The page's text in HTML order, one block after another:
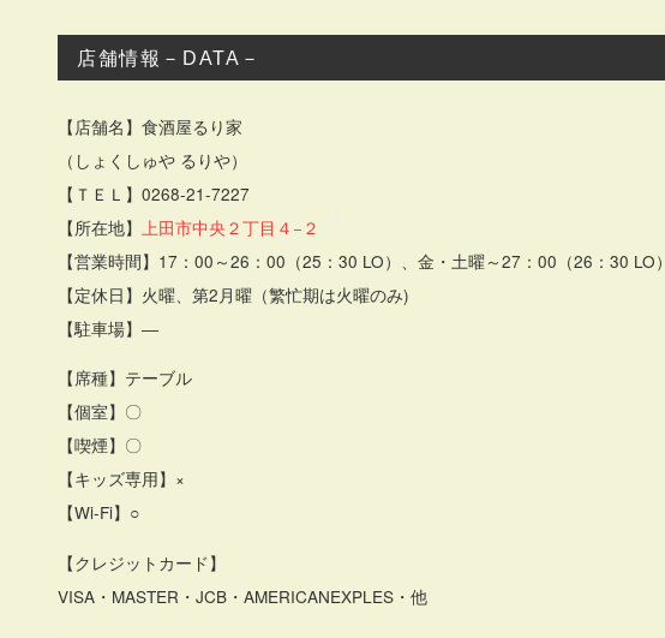
店舗情報－DATA－
【店舗名】食酒屋るり家
（しょくしゅや るりや）
【ＴＥＬ】0268-21-7227
【所在地】
上田市中央２丁目４−２
【営業時間】17：00～26：00（25：30 LO）、金・土曜～27：00（26：30 LO）
【定休日】火曜、第2月曜（繁忙期は火曜のみ)
【駐車場】―
【席種】テーブル
【個室】〇
【喫煙】〇
【キッズ専用】×
【Wi-Fi】○
【クレジットカード】
VISA・MASTER・JCB・AMERICANEXPLES・他